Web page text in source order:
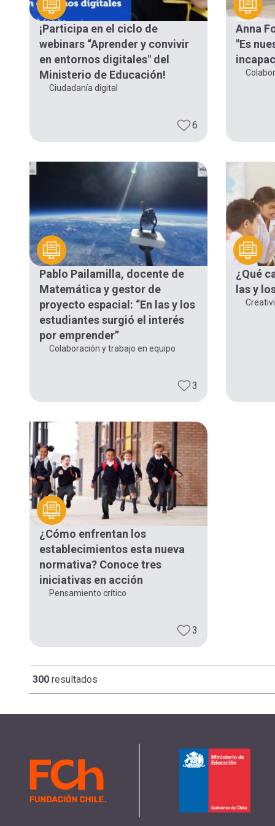
navegación
¡Participa en el ciclo de
webinars “Aprender y convivir
en entornos digitales" del
Ministerio de Educación!
Ciudadanía digital
6
Anna
"Es
Pablo Pailamilla, docente de
Matemática y gestor de
proyecto espacial: “En las y los
estudiantes surgió el interés
por emprender”
Colaboración y trabajo en equipo
3
¿Qué
las y
¿Cómo enfrentan los
establecimientos esta nueva
normativa? Conoce tres
iniciativas en acción
Pensamiento crítico
3
300 resultados
Paginación